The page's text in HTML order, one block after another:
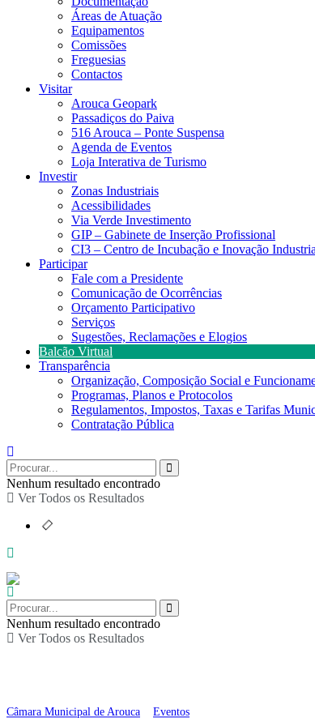
Áreas de Atuação
Equipamentos
Comissões
Freguesias
Contactos
Visitar
Arouca Geopark
Passadiços do Paiva
516 Arouca – Ponte Suspensa
Agenda de Eventos
Loja Interativa de Turismo
Investir
Zonas Industriais
Acessibilidades
Via Verde Investimento
GIP – Gabinete de Inserção Profissional
CI3 – Centro de Incubação e Inovação
Participar
Fale com a Presidente
Comunicação de Ocorrências
Orçamento Participativo
Serviços
Sugestões, Reclamações e Elogios
Balcão Virtual
Transparência
Organização, Composição Social e
Programas, Planos e Protocolos
Regulamentos, Impostos, Taxas e Tarifas
Contratação Pública
Nenhum resultado encontrado
Ver Todos os Resultados
Nenhum resultado encontrado
Ver Todos os Resultados
Câmara Municipal de Arouca Eventos